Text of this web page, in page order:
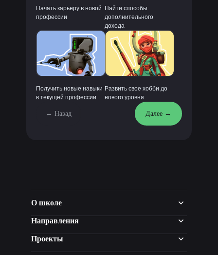
Начать карьеру в новой
профессии
Найти способы
дополнительного
дохода
Получить новые навыки
в текущей профессии
Развить свое хобби до
нового уровня
← Назад Далее →
О школе
Направления
Проекты